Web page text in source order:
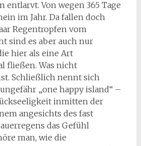
entlarvt. Von wegen 365 Tage
im Jahr. Da fallen doch
Regentropfen vom
sind es aber auch nur
hier als eine Art
fließen. Was nicht
Schließlich nennt sich
„one happy island“ –
inmitten der
angesichts des fast
das Gefühl
man, wie die